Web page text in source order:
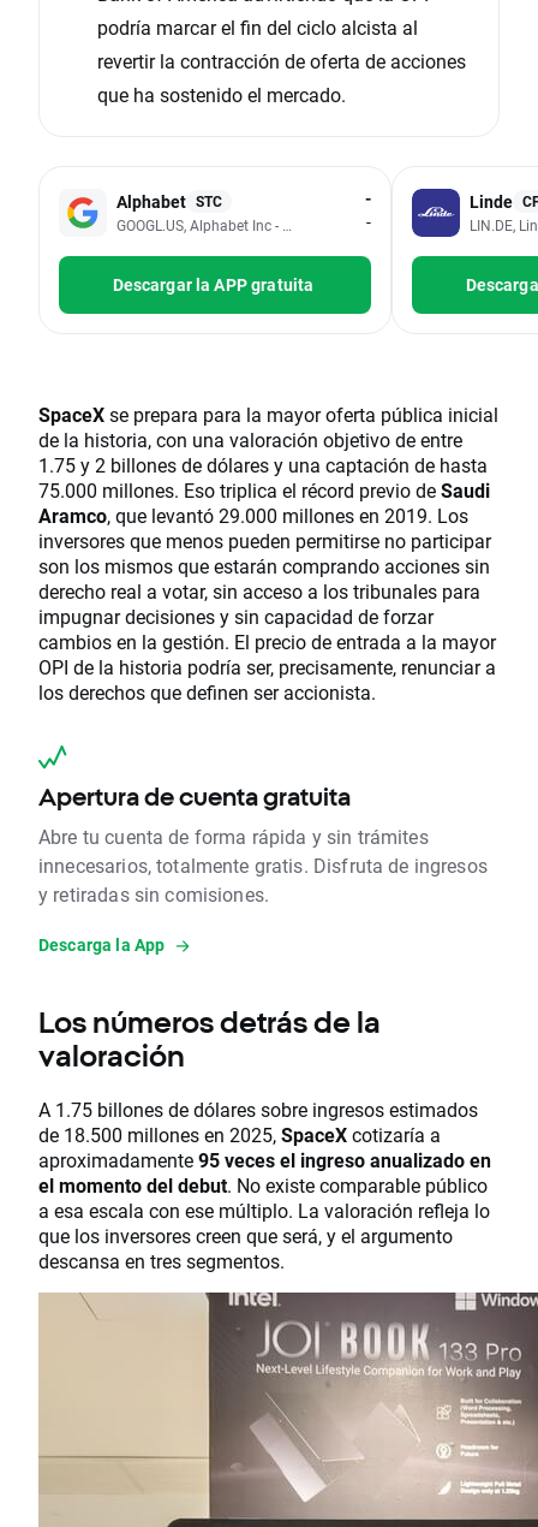
podría marcar el fin del ciclo alcista al
revertir la contracción de oferta de acciones
que ha sostenido el mercado.
Alphabet STC
GOOGL.US, Alphabet Inc - Class A
-
-
Descargar la APP gratuita
Linde
LIN.DE,
SpaceXse prepara para la mayor oferta pública inicial
de la historia, con una valoración objetivo de entre
1.75 y 2 billones de dólares y una captación de hasta
75.000 millones. Eso triplica el récord previo deSaudi
Aramco, que levantó 29.000 millones en 2019. Los
inversores que menos pueden permitirse no participar
son los mismos que estarán comprando acciones sin
derecho real a votar, sin acceso a los tribunales para
impugnar decisiones y sin capacidad de forzar
cambios en la gestión. El precio de entrada a la mayor
OPI de la historia podría ser, precisamente, renunciar a
los derechos que definen ser accionista.
Apertura de cuenta gratuita
Abre tu cuenta de forma rápida y sin trámites
innecesarios, totalmente gratis. Disfruta de ingresos
y retiradas sin comisiones.
Descarga la App
Los números detrás de la
valoración
A 1.75 billones de dólares sobre ingresos estimados
de 18.500 millones en 2025,SpaceXcotizaría a
aproximadamente95 veces el ingreso anualizado en
el momento del debut. No existe comparable público
a esa escala con ese múltiplo. La valoración refleja lo
que los inversores creen que será, y el argumento
descansa en tres segmentos.